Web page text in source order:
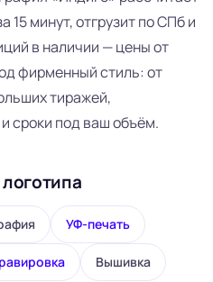
15 минут, отгрузит по СПб и
в наличии — цены от
фирменный стиль: от
тиражей,
сроки под ваш объём.
УФ-печать
Вышивка